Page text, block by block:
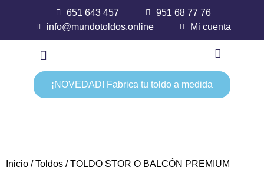
651 643 457
951 68 77 76
info@mundotoldos.online
Mi cuenta
¡NOVEDAD! Fabrica tu toldo a medida
Inicio / Toldos / TOLDO STOR O BALCÓN PREMIUM